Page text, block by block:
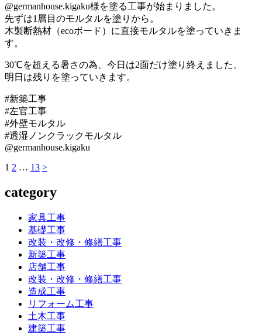
@germanhouse.kigaku様を塗る工事が始まりました。
先ずは1層目のモルタルを塗りから。
木製断熱材（ecoボード）に直接モルタルを塗っていきま
す。
30℃を超える暑さの為、今日は2面だけ塗り終えました。
明日は残りを塗っていきます。
#新築工事
#左官工事
#外壁モルタル
#透湿ノンクラックモルタル
@germanhouse.kigaku
投
稿
ペ
ジ
1 ペ
ジ
2 … ペ
ジ
13 >
category
家具工事
基礎工事
改装・改修・修繕工事
新築工事
店舗工事
改装・改修・修繕工事
造成工事
リフォーム工事
土木工事
建築工事